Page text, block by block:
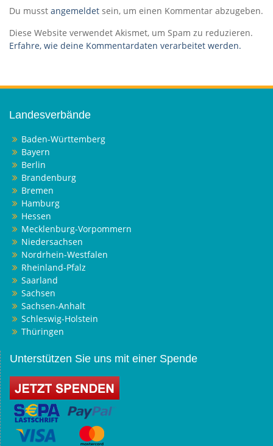
Du musst angemeldet sein, um einen Kommentar abzugeben.
Diese Website verwendet Akismet, um Spam zu reduzieren.
Erfahre, wie deine Kommentardaten verarbeitet werden.
Landesverbände
Baden-Württemberg
Bayern
Berlin
Brandenburg
Bremen
Hamburg
Hessen
Mecklenburg-Vorpommern
Niedersachsen
Nordrhein-Westfalen
Rheinland-Pfalz
Saarland
Sachsen
Sachsen-Anhalt
Schleswig-Holstein
Thüringen
Unterstützen Sie uns mit einer Spende